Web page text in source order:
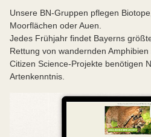
Unsere BN-Gruppen pflegen
Moorflächen oder Auen.
Jedes Frühjahr findet Bayerns
Rettung von wandernden Amphibien
Citizen Science-Projekte benötigen
Artenkenntnis.